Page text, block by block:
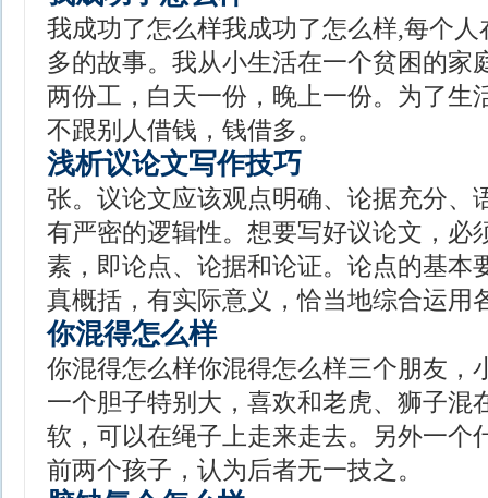
我成功了怎么样我成功了怎么样,每个
多的故事。我从小生活在一个贫困的家
两份工，白天一份，晚上一份。为了生
不跟别人借钱，钱借多。
浅析议论文写作技巧
张。议论文应该观点明确、论据充分、
有严密的逻辑性。想要写好议论文，必
素，即论点、论据和论证。论点的基本
真概括，有实际意义，恰当地综合运用
你混得怎么样
你混得怎么样你混得怎么样三个朋友，
一个胆子特别大，喜欢和老虎、狮子混
软，可以在绳子上走来走去。另外一个
前两个孩子，认为后者无一技之。